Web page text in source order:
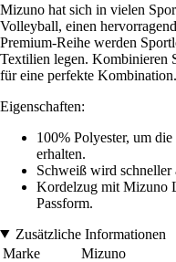
Mizuno hat sich in vielen
Volleyball, einen
Premium-Reihe werden
Textilien legen. Kombinieren
für eine perfekte Kombination.
Eigenschaften:
100% Polyester, um
erhalten.
Schweiß wird schneller
Kordelzug mit Mizuno
Passform.
Zusätzliche Informationen
Marke
Mizuno